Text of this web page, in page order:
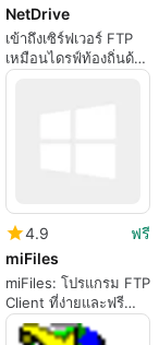
NetDrive
เข้าถึงเซิร์ฟเวอร์ FTP
เหมือนไดรฟ์ท้องถิ่นด้วย
NetDrive
4.9
ฟรี
miFiles
miFiles: โปรแกรม FTP
Client ที่ง่ายและฟรี
สำหรับ Windows